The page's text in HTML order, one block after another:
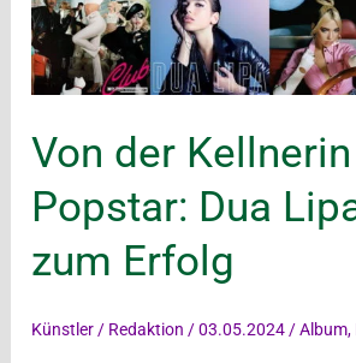
Von der
Popstar: Dua
zum Erfolg
Künstler/ Redaktion/03.05.2024/Album,